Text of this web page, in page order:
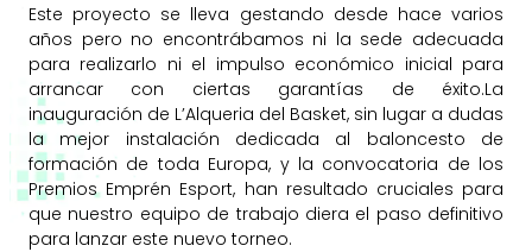
Este proyecto se lleva gestando desde hace varios
años pero no encontrábamos ni la sede adecuada
para realizarlo ni el impulso económico inicial para
arrancar con ciertas garantías de éxito.La
inauguración de L’Alqueria del Basket, sin lugar a dudas
la mejor instalación dedicada al baloncesto de
formación de toda Europa, y la convocatoria de los
Premios Emprén Esport, han resultado cruciales para
que nuestro equipo de trabajo diera el paso definitivo
para lanzar este nuevo torneo.